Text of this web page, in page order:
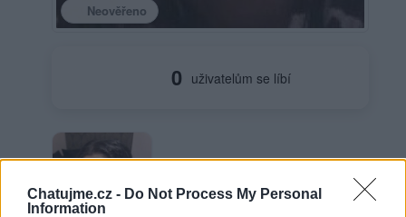
Chatujme.cz - Do Not Process My Personal
Information
Neověřeno
0 uživatelům se líbí